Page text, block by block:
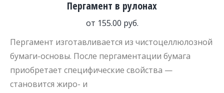
Пергамент в рулонах
от 155.00 руб.
Пергамент изготавливается из чистоцеллюлозной
бумаги-основы. После пергаментации бумага
приобретает специфические свойства —
становится жиро- и